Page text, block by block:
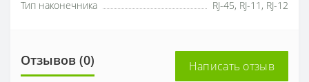
Тип наконечника
RJ-45, RJ-11, RJ-12
Отзывов (0) Написать отзыв